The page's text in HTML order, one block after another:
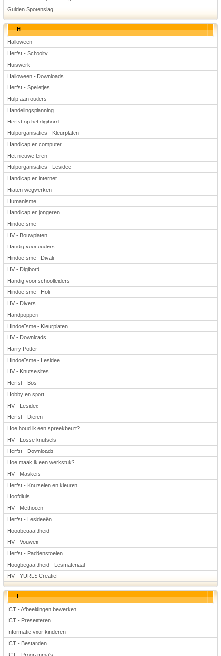
Gulden Sporenslag
H
Halloween
Herfst - Schooltv
Huiswerk
Halloween - Downloads
Herfst - Spelletjes
Hulp aan ouders
Handelingsplanning
Herfst op het digibord
Hulporganisaties - Kleurplaten
Handicap en computer
Het nieuwe leren
Hulporganisaties - Lesidee
Handicap en internet
Hiaten wegwerken
Humanisme
Handicap en jongeren
Hindoeïsme
HV - Bouwplaten
Handig voor ouders
Hindoeïsme - Divali
HV - Digibord
Handig voor schoolleiders
Hindoeïsme - Holi
HV - Divers
Handpoppen
Hindoeïsme - Kleurplaten
HV - Downloads
Harry Potter
Hindoeïsme - Lesidee
HV - Knutselsites
Herfst - Bos
Hobby en sport
HV - Lesidee
Herfst - Dieren
Hoe houd ik een spreekbeurt?
HV - Losse knutsels
Herfst - Downloads
Hoe maak ik een werkstuk?
HV - Maskers
Herfst - Knutselen en kleuren
Hoofdluis
HV - Methoden
Herfst - Lesideeën
Hoogbegaafdheid
HV - Vouwen
Herfst - Paddenstoelen
Hoogbegaafdheid - Lesmateriaal
HV - YURLS Creatief
I
ICT - Afbeeldingen bewerken
ICT - Presenteren
Informatie voor kinderen
ICT - Bestanden
ICT - Programma's